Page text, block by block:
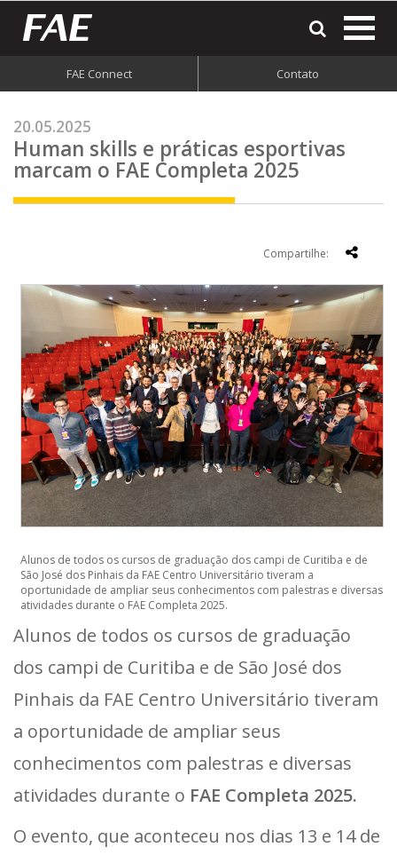
FAE Connect Contato
20.05.2025
Human skills e práticas esportivas
marcam o FAE Completa 2025
Compartilhe:
Alunos de todos os cursos de graduação dos campi de Curitiba e de
São José dos Pinhais da FAE Centro Universitário tiveram a
oportunidade de ampliar seus conhecimentos com palestras e diversas
atividades durante o FAE Completa 2025.
Alunos de todos os cursos de graduação
dos campi de Curitiba e de São José dos
Pinhais da FAE Centro Universitário tiveram
a oportunidade de ampliar seus
conhecimentos com palestras e diversas
atividades durante o FAE Completa 2025.
O evento, que aconteceu nos dias 13 e 14 de